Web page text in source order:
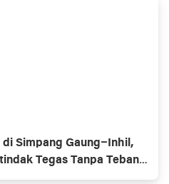
di Simpang Gaung–Inhil,
Tegas Tanpa Tebang